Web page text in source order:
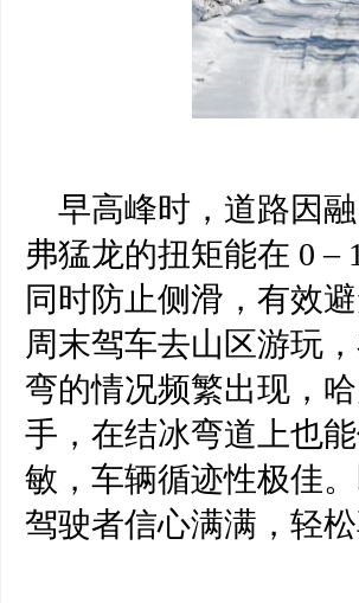
早高峰时，道路因
弗猛龙的扭矩能在 0 –
同时防止侧滑，有效
周末驾车去山区游玩
弯的情况频繁出现 ，
手，在结冰弯道上也
敏，车辆循迹性极佳
驾驶者信心满满，轻